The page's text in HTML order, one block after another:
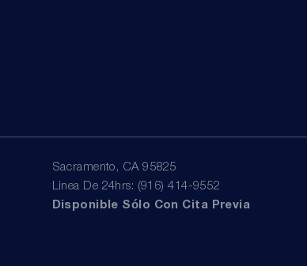
Sacramento, CA 95825
Linea De 24hrs: (916) 414-9552
Disponible Sólo Con Cita Previa